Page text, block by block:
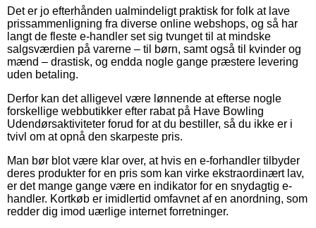
Det er jo efterhånden ualmindeligt praktisk for folk at lave
prissammenligning fra diverse online webshops, og så har
langt de fleste e-handler set sig tvunget til at mindske
salgsværdien på varerne – til børn, samt også til kvinder og
mænd – drastisk, og endda nogle gange præstere levering
uden betaling.
Derfor kan det alligevel være lønnende at efterse nogle
forskellige webbutikker efter rabat på Have Bowling
Udendørsaktiviteter forud for at du bestiller, så du ikke er i
tvivl om at opnå den skarpeste pris.
Man bør blot være klar over, at hvis en e-forhandler tilbyder
deres produkter for en pris som kan virke ekstraordinært lav,
er det mange gange være en indikator for en snydagtig e-
handler. Kortkøb er imidlertid omfavnet af en anordning, som
redder dig imod uærlige internet forretninger.